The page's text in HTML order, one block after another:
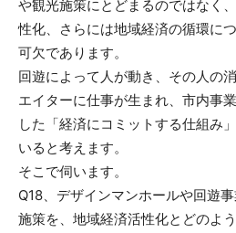
や観光施策にとどまるのではなく
性化、さらには地域経済の循環に
可欠であります。
回遊によって人が動き、その人の
エイターに仕事が生まれ、市内事
した「経済にコミットする仕組み
いると考えます。
そこで伺います。
Q18、デザインマンホールや回遊
施策を、地域経済活性化とどのよ